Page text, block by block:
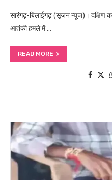
सारंगढ़-बिलाईगढ़ (सृजन न्यूज)। दक्षिण
आतंकी हमले में …
READ MORE